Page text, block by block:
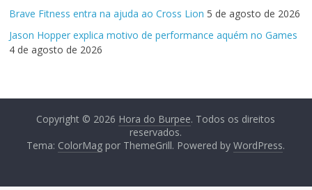
Brave Fitness entra na ajuda ao Cross Lion 5 de agosto de 2026
Jason Hopper explica motivo de performance aquém no Games
4 de agosto de 2026
Copyright © 2026 Hora do Burpee. Todos os direitos
reservados.
Tema: ColorMag por ThemeGrill. Powered byWordPress.